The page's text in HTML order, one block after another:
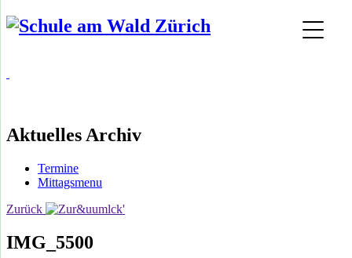
Aktuelles Archiv
Termine
Mittagsmenu
Zurück
IMG_5500